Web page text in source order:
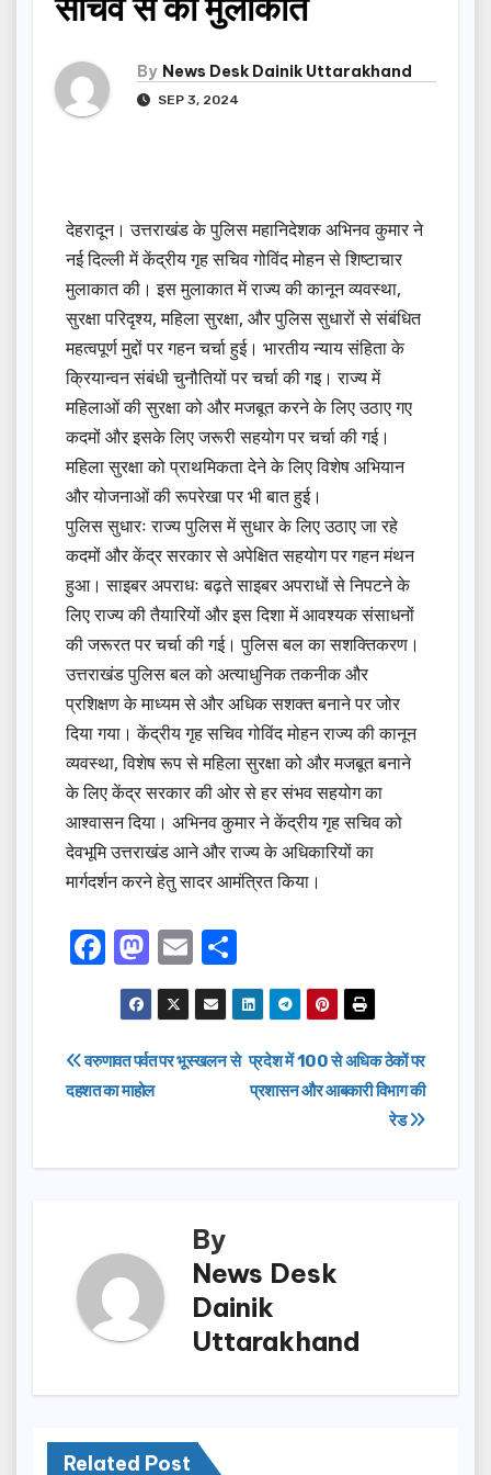
By News Desk Dainik Uttarakhand
SEP 3, 2024
देहरादून। उत्तराखंड के पुलिस महानिदेशक अभिनव कुमार ने
नई दिल्ली में केंद्रीय गृह सचिव गोविंद मोहन से शिष्टाचार
मुलाकात की। इस मुलाकात में राज्य की कानून व्यवस्था,
सुरक्षा परिदृश्य, महिला सुरक्षा, और पुलिस सुधारों से संबंधित
महत्वपूर्ण मुद्दों पर गहन चर्चा हुई। भारतीय न्याय संहिता के
क्रियान्वन संबंधी चुनौतियों पर चर्चा की गइ। राज्य में
महिलाओं की सुरक्षा को और मजबूत करने के लिए उठाए गए
कदमों और इसके लिए जरूरी सहयोग पर चर्चा की गई।
महिला सुरक्षा को प्राथमिकता देने के लिए विशेष अभियान
और योजनाओं की रूपरेखा पर भी बात हुई।
पुलिस सुधारः राज्य पुलिस में सुधार के लिए उठाए जा रहे
कदमों और केंद्र सरकार से अपेक्षित सहयोग पर गहन मंथन
हुआ। साइबर अपराधः बढ़ते साइबर अपराधों से निपटने के
लिए राज्य की तैयारियों और इस दिशा में आवश्यक संसाधनों
की जरूरत पर चर्चा की गई। पुलिस बल का सशक्तिकरण।
उत्तराखंड पुलिस बल को अत्याधुनिक तकनीक और
प्रशिक्षण के माध्यम से और अधिक सशक्त बनाने पर जोर
दिया गया। केंद्रीय गृह सचिव गोविंद मोहन राज्य की कानून
व्यवस्था, विशेष रूप से महिला सुरक्षा को और मजबूत बनाने
के लिए केंद्र सरकार की ओर से हर संभव सहयोग का
आश्वासन दिया। अभिनव कुमार ने केंद्रीय गृह सचिव को
देवभूमि उत्तराखंड आने और राज्य के अधिकारियों का
मार्गदर्शन करने हेतु सादर आमंत्रित किया।
F
a
c
e
b
o
M
a
st
o
d
n
E
m
ail
h
ar
e
Post
navigation
प्रदेश में 100 से अधिक ठेकों पर
प्रशासन और आबकारी विभाग की
रेड
वरुणावत पर्वत पर भूस्खलन से
दहशत का माहोल
By
News Desk
Dainik
Uttarakhand
Related Post